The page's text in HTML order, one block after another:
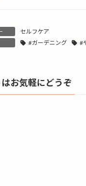
セルフケア
#ガーデニング #
お気軽にどうぞ